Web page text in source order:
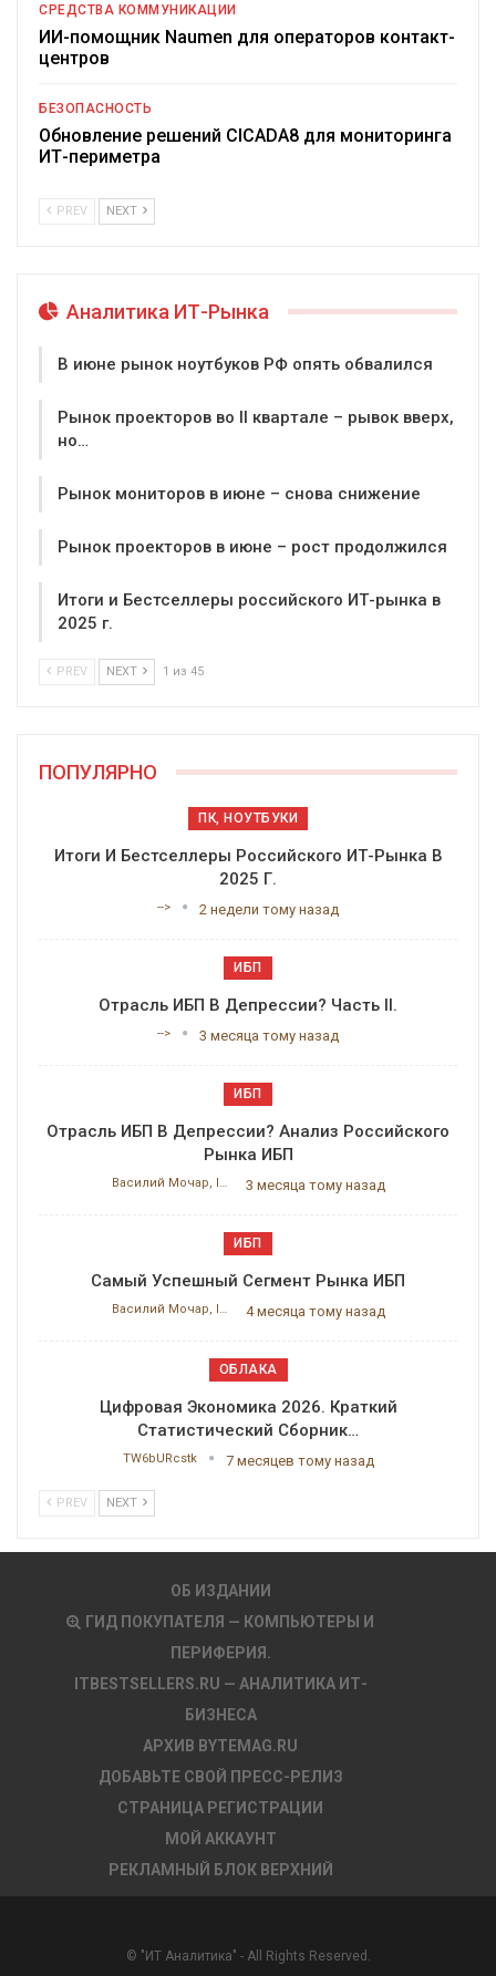
СРЕДСТВА КОММУНИКАЦИИ
ИИ-помощник Naumen для операторов контакт-
центров
БЕЗОПАСНОСТЬ
Обновление решений CICADA8 для мониторинга
ИТ-периметра
PREV NEXT
Аналитика ИТ-Рынка
В июне рынок ноутбуков РФ опять обвалился
Рынок проекторов во II квартале – рывок вверх,
но…
Рынок мониторов в июне – снова снижение
Рынок проекторов в июне – рост продолжился
Итоги и Бестселлеры российского ИТ-рынка в
2025 г.
PREV NEXT 1 из 45
ПОПУЛЯРНО
ПК, НОУТБУКИ
Итоги И Бестселлеры Российского ИТ-Рынка В
2025 Г.
--> 2 недели тому назад
ИБП
Отрасль ИБП В Депрессии? Часть II.
--> 3 месяца тому назад
ИБП
Отрасль ИБП В Депрессии? Анализ Российского
Рынка ИБП
3 месяца тому назад
ИБП
Самый Успешный Сегмент Рынка ИБП
4 месяца тому назад
ОБЛАКА
Цифровая Экономика 2026. Краткий
Статистический Сборник…
TW6bURcstk 7 месяцев тому назад
PREV NEXT
ОБ ИЗДАНИИ
ГИД ПОКУПАТЕЛЯ — КОМПЬЮТЕРЫ И
ПЕРИФЕРИЯ.
ITBESTSELLERS.RU — АНАЛИТИКА ИТ-
БИЗНЕСА
АРХИВ BYTEMAG.RU
ДОБАВЬТЕ СВОЙ ПРЕСС-РЕЛИЗ
СТРАНИЦА РЕГИСТРАЦИИ
МОЙ АККАУНТ
РЕКЛАМНЫЙ БЛОК ВЕРХНИЙ
© "ИТ Аналитика" - All Rights Reserved.